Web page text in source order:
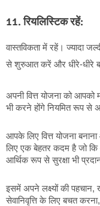
11. रियलिस्टिक रहें:
वास्तविकता में रहें। ज्यादा
से शुरुआत करें और धीरे-धीरे
अपनी वित्त योजना को
भी करने होंगे नियमित रूप से
आपके लिए वित्त योजना
लिए एक बेहतर कदम है जो
आर्थिक रूप से सुरक्षा भी
इसमें अपने लक्ष्यों की पहचान,
सेवानिवृत्ति के लिए बचत